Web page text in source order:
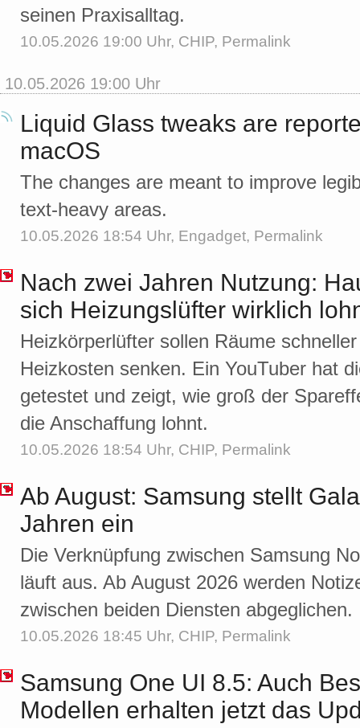
seinen Praxisalltag.
10.05.2026 19:00 Uhr, CHIP, Permalink
10.05.2026 19:00 Uhr
Liquid Glass tweaks are
macOS
The changes are meant to improve
text-heavy areas.
10.05.2026 18:54 Uhr, Engadget, Permalink
Nach zwei Jahren Nutzung:
sich Heizungslüfter wirklich
Heizkörperlüfter sollen Räume
Heizkosten senken. Ein YouTuber hat
getestet und zeigt, wie groß der
die Anschaffung lohnt.
10.05.2026 18:54 Uhr, CHIP, Permalink
Ab August: Samsung stellt
Jahren ein
Die Verknüpfung zwischen Samsung
läuft aus. Ab August 2026 werden
zwischen beiden Diensten abgeglichen.
10.05.2026 18:45 Uhr, CHIP, Permalink
Samsung One UI 8.5: Auch
Modellen erhalten jetzt das